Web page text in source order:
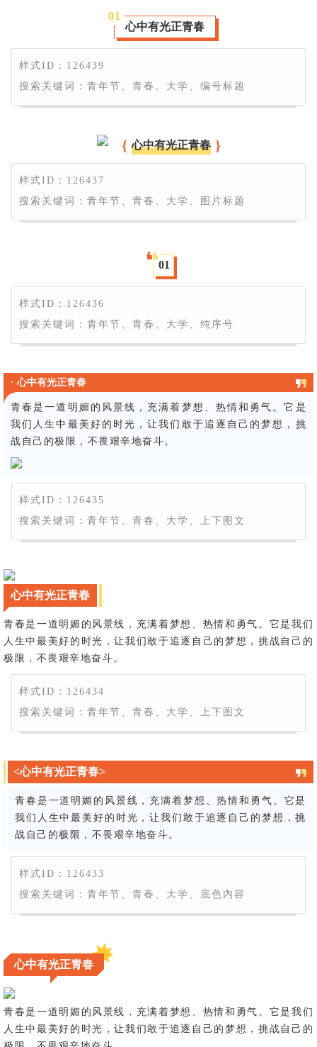
01
心中有光正青春
样式ID：126439
搜索关键词：青年节、青春、大学、编号标题
{ 心中有光正青春 }
样式ID：126437
搜索关键词：青年节、青春、大学、图片标题
01
样式ID：126436
搜索关键词：青年节、青春、大学、纯序号
· 心中有光正青春
青春是一道明媚的风景线，充满着梦想、热情和勇气。它是
我们人生中最美好的时光，让我们敢于追逐自己的梦想，挑
战自己的极限，不畏艰辛地奋斗。
样式ID：126435
搜索关键词：青年节、青春、大学、上下图文
心中有光正青春
青春是一道明媚的风景线，充满着梦想、热情和勇气。它是我们
人生中最美好的时光，让我们敢于追逐自己的梦想，挑战自己的
极限，不畏艰辛地奋斗。
样式ID：126434
搜索关键词：青年节、青春、大学、上下图文
<心中有光正青春>
青春是一道明媚的风景线，充满着梦想、热情和勇气。它是
我们人生中最美好的时光，让我们敢于追逐自己的梦想，挑
战自己的极限，不畏艰辛地奋斗。
样式ID：126433
搜索关键词：青年节、青春、大学、底色内容
心中有光正青春
青春是一道明媚的风景线，充满着梦想、热情和勇气。它是我们
人生中最美好的时光，让我们敢于追逐自己的梦想，挑战自己的